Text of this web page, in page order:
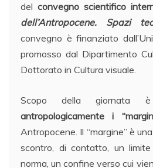
del convegno scientifico
dell’Antropocene. Spazi
convegno è finanziato
promosso dal Dipartimento
Dottorato in Cultura visuale.
Scopo della giornata
antropologicamente i
Antropocene. Il “margine” è
scontro, di contatto, un
norma, un confine verso cui